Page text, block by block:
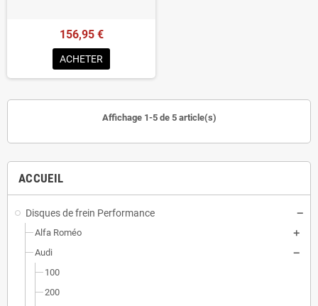
ACCUEIL
Disques de frein Performance
Alfa Roméo
Audi
100
200
156,95 €
ACHETER
Affichage 1-5 de 5 article(s)